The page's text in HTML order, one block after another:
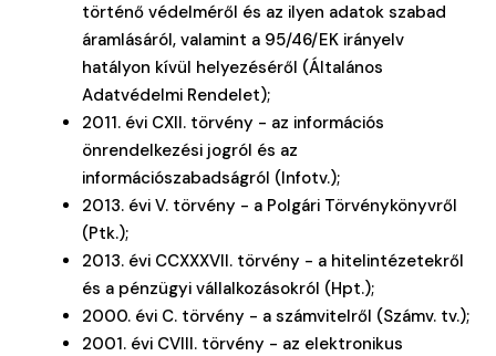
történő védelméről és az ilyen adatok szabad
áramlásáról, valamint a 95/46/EK irányelv
hatályon kívül helyezéséről (Általános
Adatvédelmi Rendelet);
2011. évi CXII. törvény - az információs
önrendelkezési jogról és az
információszabadságról (Infotv.);
2013. évi V. törvény - a Polgári Törvénykönyvről
(Ptk.);
2013. évi CCXXXVII. törvény - a hitelintézetekről
és a pénzügyi vállalkozásokról (Hpt.);
2000. évi C. törvény - a számvitelről (Számv. tv.);
2001. évi CVIII. törvény - az elektronikus